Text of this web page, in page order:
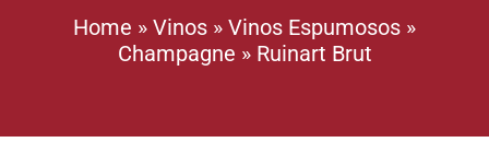
Home » Vinos » Vinos Espumosos »
Champagne » Ruinart Brut